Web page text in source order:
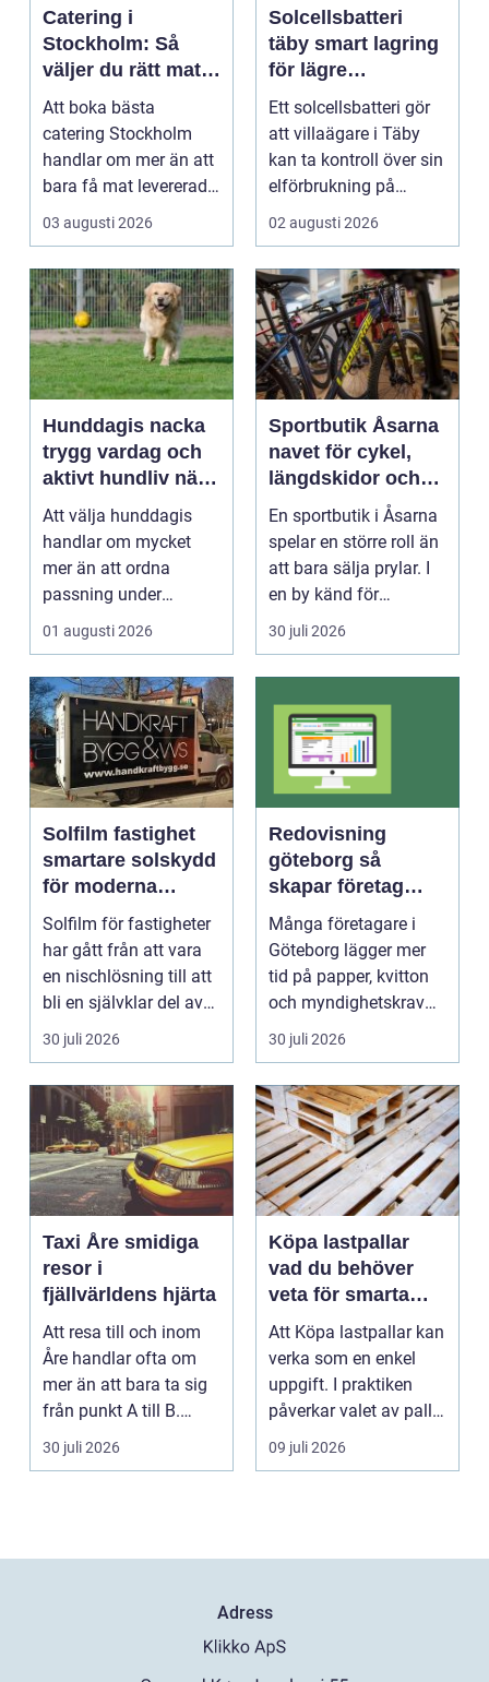
Catering i
Stockholm: Så
väljer du rätt mat
till ditt evenemang
Att boka bästa
catering Stockholm
handlar om mer än att
bara få mat levererad.
R&aum...
03 augusti 2026
Solcellsbatteri
täby smart lagring
för lägre
elkostnader året
runt
Ett solcellsbatteri gör
att villaägare i Täby
kan ta kontroll över sin
elförbrukning på
riktigt. Gen...
02 augusti 2026
Hunddagis nacka
trygg vardag och
aktivt hundliv nära
stan
Att välja hunddagis
handlar om mycket
mer än att ordna
passning under
arbetsdagen. För
många hundäga...
01 augusti 2026
Sportbutik Åsarna
navet för cykel,
längdskidor och
löpning i södra
jämtland
En sportbutik i Åsarna
spelar en större roll än
att bara sälja prylar. I
en by känd för
längdskidåkn...
30 juli 2026
Solfilm fastighet
smartare solskydd
för moderna
byggnader
Solfilm för fastigheter
har gått från att vara
en nischlösning till att
bli en självklar del av
mode...
30 juli 2026
Redovisning
göteborg så
skapar företag
bättre kontroll och
mer tid
Många företagare i
Göteborg lägger mer
tid på papper, kvitton
och myndighetskrav
än på kunder och ut...
30 juli 2026
Taxi Åre smidiga
resor i
fjällvärldens hjärta
Att resa till och inom
Åre handlar ofta om
mer än att bara ta sig
från punkt A till B.
Vädret skifta...
30 juli 2026
Köpa lastpallar
vad du behöver
veta för smarta
och hållbara val
Att Köpa lastpallar kan
verka som en enkel
uppgift. I praktiken
påverkar valet av pall
09 juli 2026
Adress